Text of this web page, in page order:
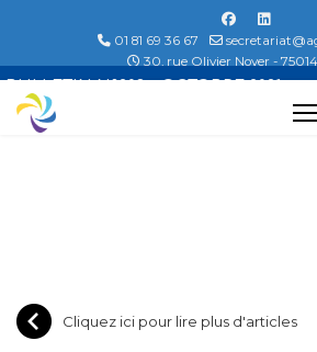
01 81 69 36 67
30, rue Olivier Noyer -
Cliquez ici pour lire plus d'articles
BULLETIN N°208 - OCTOBRE 2021